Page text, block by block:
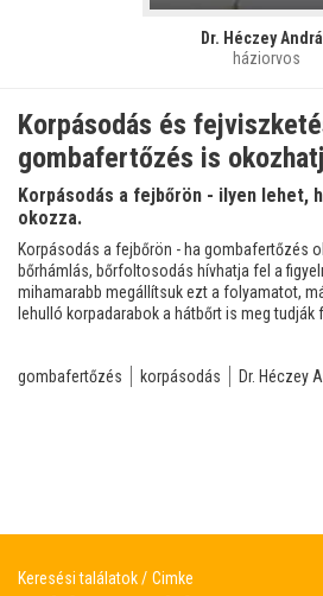
Dr. Héczey
háziorvos
Korpásodás és
gombafertőzés is
Korpásodás a fejbőrön - ilyen lehet,
okozza.
Korpásodás a fejbőrön - ha gombafertőzés
bőrhámlás, bőrfoltosodás hívhatja fel a
mihamarabb megállítsuk ezt a folyamatot,
lehulló korpadarabok a hátbőrt is meg tudják
gombafertőzés korpásodás Dr. Héczey
Keresési találatok Cimke